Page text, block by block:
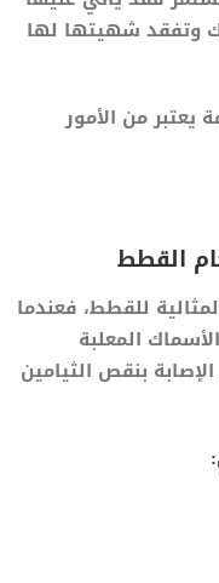
وتفقد شهيتها لها
يعتبر من الأمور
القطط
للقطط، فعندما
المعلبة
بنقص الثيامين